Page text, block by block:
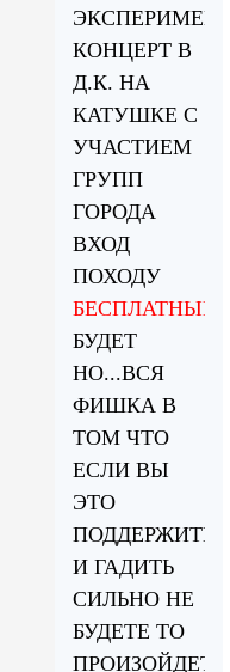
КОНЦЕРТ В
Д.К. НА
КАТУШКЕ С
УЧАСТИЕМ
ГРУПП
ГОРОДА
ВХОД
ПОХОДУ
БЕСПЛАТНЫЙ
БУДЕТ
НО...ВСЯ
ФИШКА В
ТОМ ЧТО
ЕСЛИ ВЫ
ЭТО
ПОДДЕРЖИТЕ
И ГАДИТЬ
СИЛЬНО НЕ
БУДЕТЕ ТО
ПРОИЗОЙДЕТ